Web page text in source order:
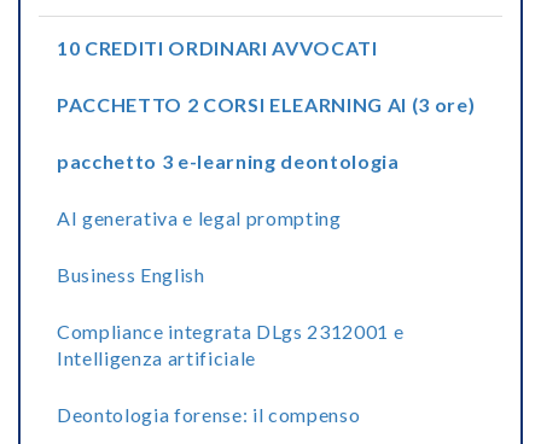
10 CREDITI ORDINARI AVVOCATI
PACCHETTO 2 CORSI ELEARNING AI (3 ore)
pacchetto 3 e-learning deontologia
AI generativa e legal prompting
Business English
Compliance integrata DLgs 2312001 e
Intelligenza artificiale
Deontologia forense: il compenso